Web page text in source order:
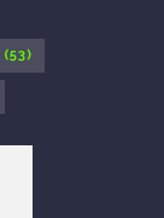
(53)